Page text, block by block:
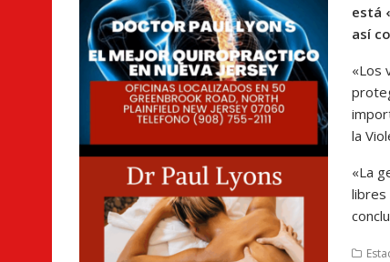
está
así
«Los
la
«La
libres